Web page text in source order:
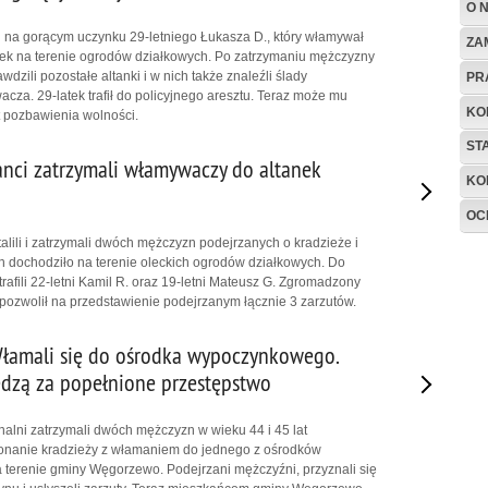
O
gorącym uczynku 29-letniego Łukasza D., który włamywał
na terenie ogrodów działkowych. Po zatrzymaniu mężczyzny
pozostałe altanki i w nich także znaleźli ślady
29-latek trafił do policyjnego aresztu. Teraz może mu
wolności.
zatrzymali włamywaczy do altanek
i zatrzymali dwóch mężczyzn podejrzanych o kradzieże i
dochodziło na terenie oleckich ogrodów działkowych. Do
22-letni Kamil R. oraz 19-letni Mateusz G. Zgromadzony
na przedstawienie podejrzanym łącznie 3 zarzutów.
się do ośrodka wypoczynkowego.
za popełnione przestępstwo
zatrzymali dwóch mężczyzn w wieku 44 i 45 lat
kradzieży z włamaniem do jednego z ośrodków
gminy Węgorzewo. Podejrzani mężczyźni, przyznali się